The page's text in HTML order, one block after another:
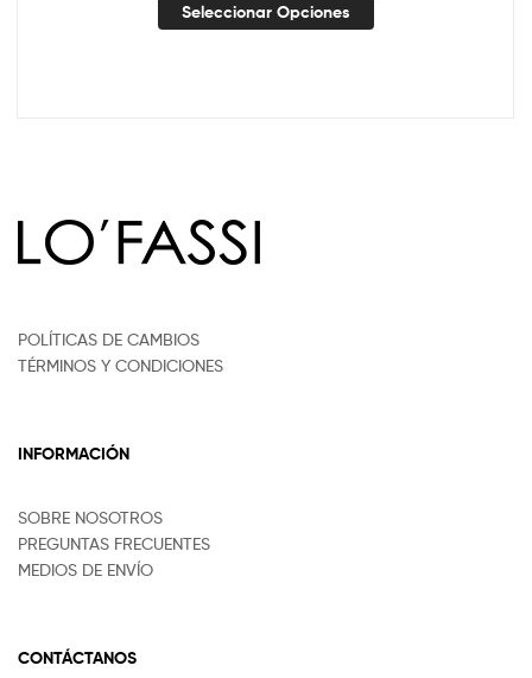
Seleccionar Opciones
POLÍTICAS DE CAMBIOS
TÉRMINOS Y CONDICIONES
INFORMACIÓN
SOBRE NOSOTROS
PREGUNTAS FRECUENTES
MEDIOS DE ENVÍO
CONTÁCTANOS